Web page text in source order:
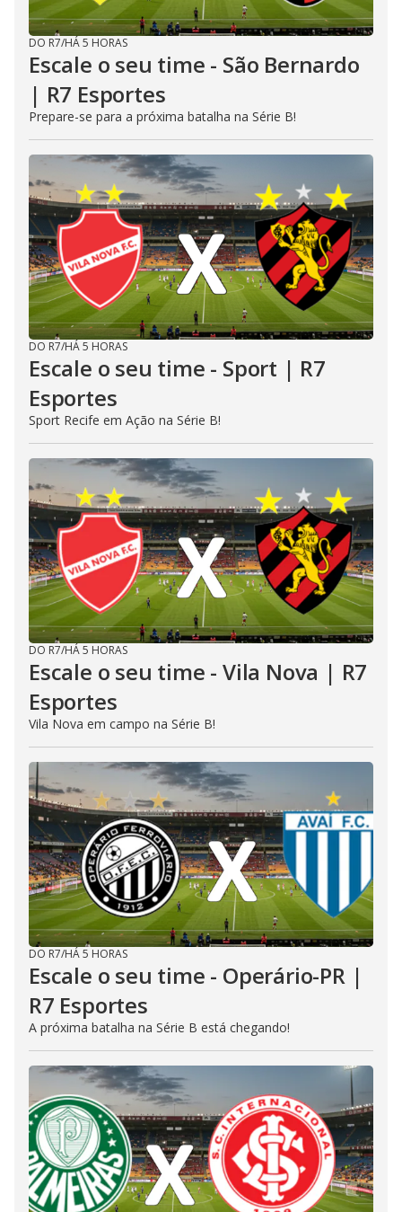
DO R7/HÁ 5 HORAS
Escale o seu time - São Bernardo
| R7 Esportes
Prepare-se para a próxima batalha na Série B!
DO R7/HÁ 5 HORAS
Escale o seu time - Sport | R7
Esportes
Sport Recife em Ação na Série B!
DO R7/HÁ 5 HORAS
Escale o seu time - Vila Nova | R7
Esportes
Vila Nova em campo na Série B!
DO R7/HÁ 5 HORAS
Escale o seu time - Operário-PR |
R7 Esportes
A próxima batalha na Série B está chegando!